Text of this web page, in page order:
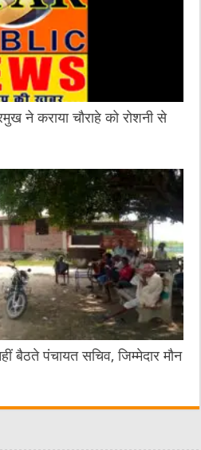
ने कराया चौराहे को रोशनी से
बैठते पंचायत सचिव, जिम्मेदार मौन